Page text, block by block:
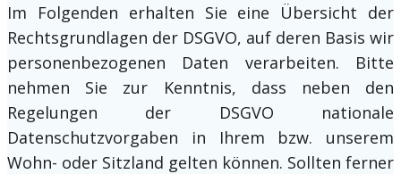
Im Folgenden erhalten Sie eine Übersicht der
Rechtsgrundlagen der DSGVO, auf deren Basis wir
personenbezogenen Daten verarbeiten. Bitte
nehmen Sie zur Kenntnis, dass neben den
Regelungen der DSGVO nationale
Datenschutzvorgaben in Ihrem bzw. unserem
Wohn- oder Sitzland gelten können. Sollten ferner